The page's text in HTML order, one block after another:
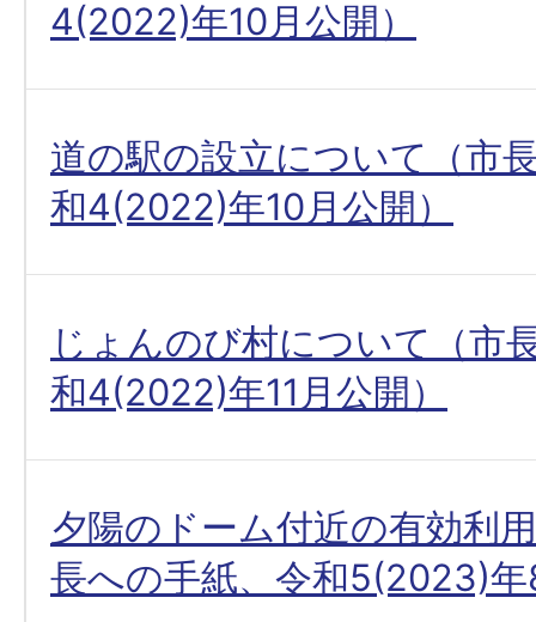
4(2022)年10月公開）
道の駅の設立について（市
和4(2022)年10月公開）
じょんのび村について（市
和4(2022)年11月公開）
夕陽のドーム付近の有効利
長への手紙、令和5(2023)